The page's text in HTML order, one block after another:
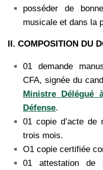
posséder de
musicale et dans la
II. COMPOSITION DU
01 demande
CFA, signée du
Ministre Délégué
Défense.
01 copie d’acte de
trois mois.
O1 copie certifiée
01 attestation de